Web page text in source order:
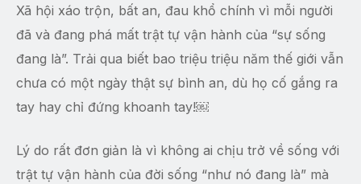
Xã hội xáo trộn, bất an, đau khổ chính vì mỗi người
đã và đang phá mất trật tự vận hành của “sự sống
đang là”. Trải qua biết bao triệu triệu năm thế giới vẫn
chưa có một ngày thật sự bình an, dù họ cố gắng ra
tay hay chỉ đứng khoanh tay!￼
Lý do rất đơn giản là vì không ai chịu trở về sống với
trật tự vận hành của đời sống “như nó đang là” mà